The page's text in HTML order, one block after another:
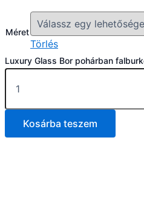
Méret
Törlés
Luxury Glass Bor pohárban
Kosárba teszem